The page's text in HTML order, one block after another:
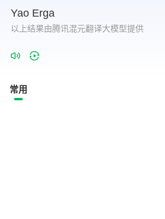
Yao Erga
以上结果由腾讯混元翻译大模型提供
常用